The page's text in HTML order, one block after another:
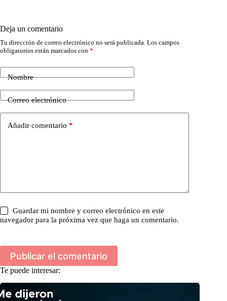
Deja un comentario
Tu dirección de correo electrónico no será publicada. Los campos
obligatorios están marcados con *
Nombre
Correo electrónico
Añadir comentario *
Guardar mi nombre y correo electrónico en este
navegador para la próxima vez que haga un comentario.
Publicar el comentario
Te puede interesar: